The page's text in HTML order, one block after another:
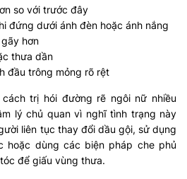
so với trước đây
đứng dưới ánh đèn hoặc ánh nắng
hơn
thưa dần
đầu trông mỏng rõ rệt
trị hói đường rẽ ngôi nữ nhiều
lý chủ quan vì nghĩ tình trạng này
liên tục thay đổi dầu gội, sử dụng
hoặc dùng các biện pháp che phủ
để giấu vùng thưa.